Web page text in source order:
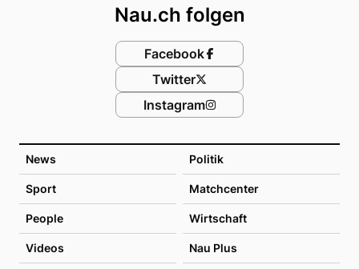
News Politik
Sport Matchcenter
People Wirtschaft
Videos Nau Plus
Nau.ch folgen
Facebook
Twitter
Instagram